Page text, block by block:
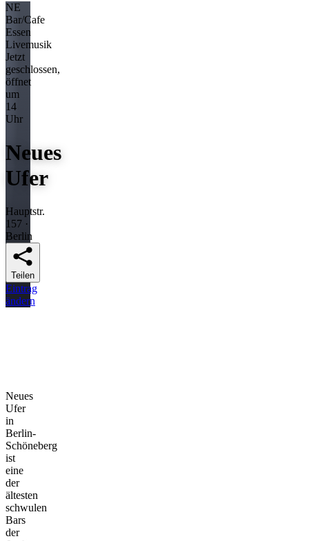
NE
Bar/Cafe
Essen
Livemusik
Jetzt
geschlossen,
öffnet
um
14
Uhr
Neues
Ufer
Hauptstr.
157 ·
Berlin
Teilen
Eintrag
ändern
Neues
Ufer
in
Berlin-
Schöneberg
ist
eine
der
ältesten
schwulen
Bars
der